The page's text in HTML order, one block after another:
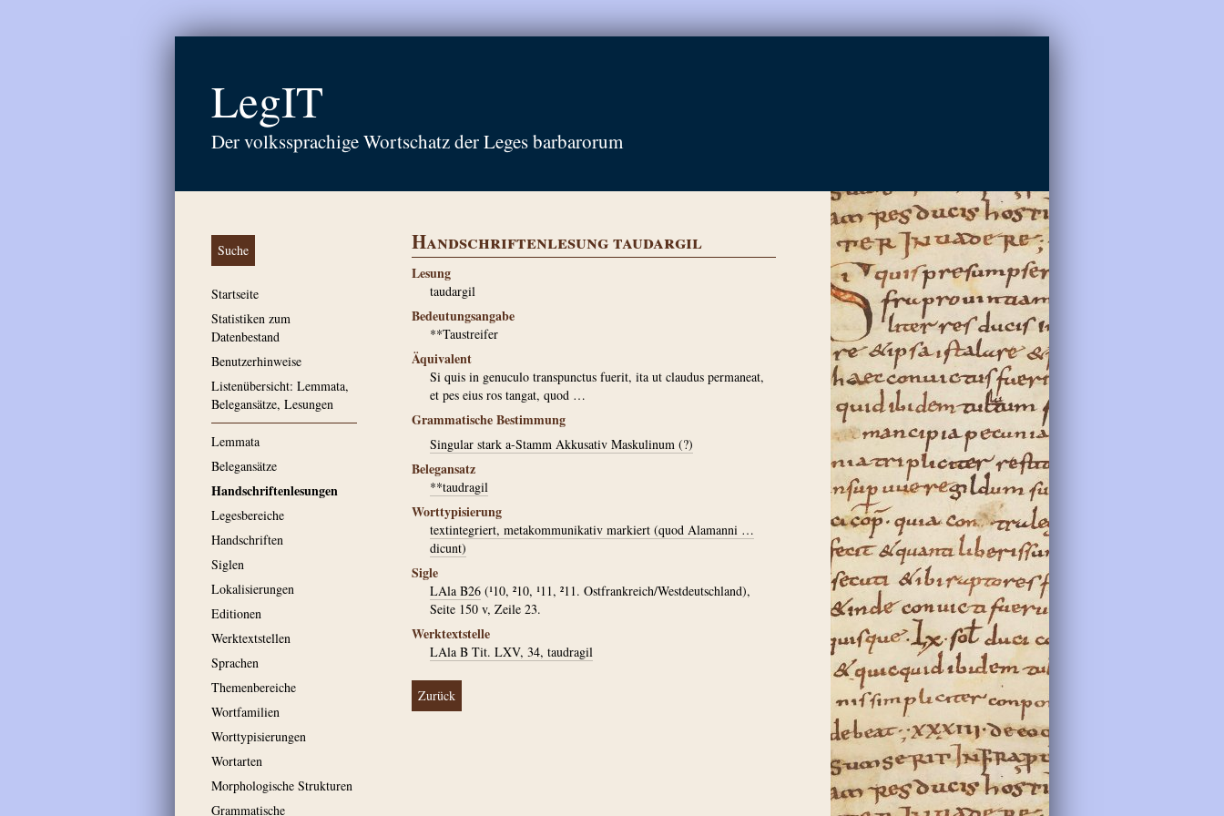
LegIT
Der volkssprachige Wortschatz der Leges barbarorum
Suche
Startseite
Statistiken zum
Datenbestand
Benutzerhinweise
Listenübersicht: Lemmata,
Belegansätze, Lesungen
Lemmata
Belegansätze
Handschriftenlesungen
Legesbereiche
Handschriften
Siglen
Lokalisierungen
Editionen
Werktextstellen
Sprachen
Themenbereiche
Wortfamilien
Worttypisierungen
Wortarten
Morphologische Strukturen
Grammatische
Handschriftenlesung taudargil
Lesung
taudargil
Bedeutungsangabe
**Taustreifer
Äquivalent
Si quis in genuculo transpunctus fuerit, ita ut claudus permaneat,
et pes eius ros tangat, quod …
Grammatische Bestimmung
Singular stark a-Stamm Akkusativ Maskulinum (?)
Belegansatz
**taudragil
Worttypisierung
textintegriert, metakommunikativ markiert (quod Alamanni …
dicunt)
Sigle
LAla B26 (¹10, ²10, ¹11, ²11. Ostfrankreich/Westdeutschland),
Seite 150 v, Zeile 23.
Werktextstelle
LAla B Tit. LXV, 34, taudragil
Zurück